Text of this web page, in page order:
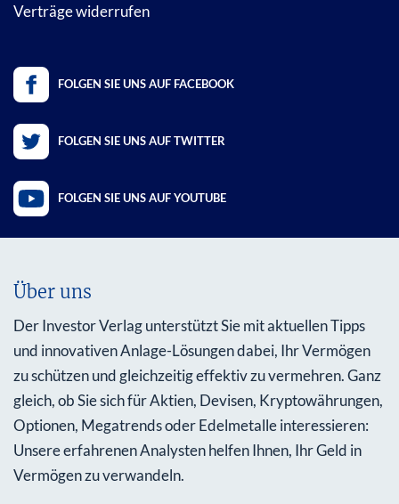
Verträge widerrufen
FOLGEN SIE UNS AUF FACEBOOK
FOLGEN SIE UNS AUF TWITTER
FOLGEN SIE UNS AUF YOUTUBE
Über uns
Der Investor Verlag unterstützt Sie mit aktuellen Tipps
und innovativen Anlage-Lösungen dabei, Ihr Vermögen
zu schützen und gleichzeitig effektiv zu vermehren. Ganz
gleich, ob Sie sich für Aktien, Devisen, Kryptowährungen,
Optionen, Megatrends oder Edelmetalle interessieren:
Unsere erfahrenen Analysten helfen Ihnen, Ihr Geld in
Vermögen zu verwandeln.